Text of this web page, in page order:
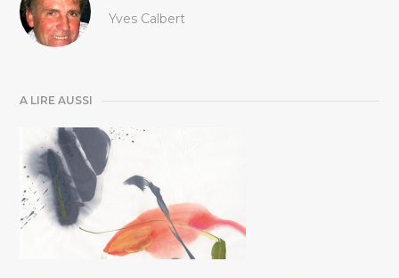
Yves Calbert
A LIRE AUSSI